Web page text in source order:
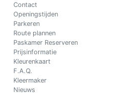
Contact
Openingstijden
Parkeren
Route plannen
Paskamer Reserveren
Prijsinformatie
Kleurenkaart
F.A.Q.
Kleermaker
Nieuws